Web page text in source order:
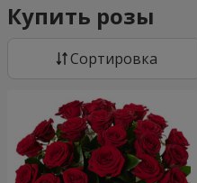
Купить розы
Cортировка